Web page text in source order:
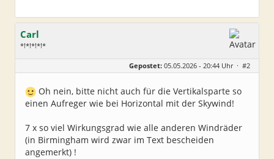
Carl
*!*!*!*!*
Beiträge:
5225
Dabei seit:
Gepostet: 05.05.2026 - 20:44 Uhr · #2
Oh nein, bitte nicht auch für die Vertikalsparte so
einen Aufreger wie bei Horizontal mit der Skywind!
7 x so viel Wirkungsgrad wie alle anderen Windräder
(in Birmingham wird zwar im Text bescheiden
angemerkt) !